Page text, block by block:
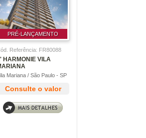
PRÉ-LANÇAMENTO
Referência: FR80088
HARMONIE VILA
Mariana / São Paulo - SP
Consulte o valor